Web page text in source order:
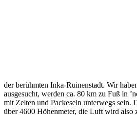
der berühmten Inka-Ruinenstadt. Wir
ausgesucht, werden ca. 80 km zu Fuß in
mit Zelten und Packeseln unterwegs sein.
über 4600 Höhenmeter, die Luft wird also